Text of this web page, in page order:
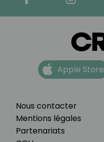
Nous contacter
Mentions légales
Partenariats
Apple Store